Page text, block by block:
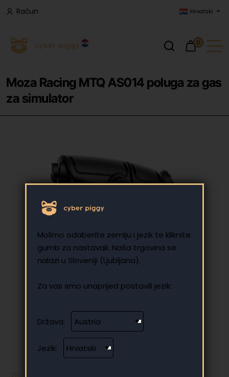
Molimo odaberite zemlju i jezik te kliknite
gumb za nastavak. Naša trgovina se
nalazi u Sloveniji (Ljubljana).
Za vas smo unaprijed postavili jezik:
Država:
Jezik:
Račun Hrvatski
0
Moza Racing MTQ AS014 poluga za gas
za simulator